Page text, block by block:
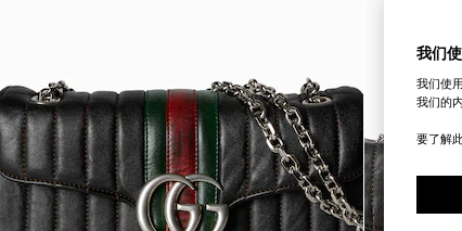
我们
我们使
我们的
要了解